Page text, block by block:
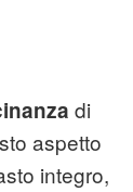
di
aspetto
integro,